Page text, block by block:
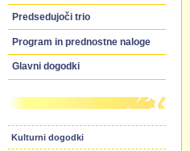
Predsedujoči trio
Program in prednostne naloge
Glavni dogodki
Kulturni dogodki